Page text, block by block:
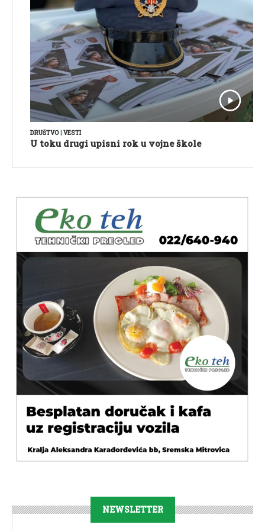
DRUŠTVO VESTI
U toku drugi upisni rok u vojne škole
NEWSLETTER